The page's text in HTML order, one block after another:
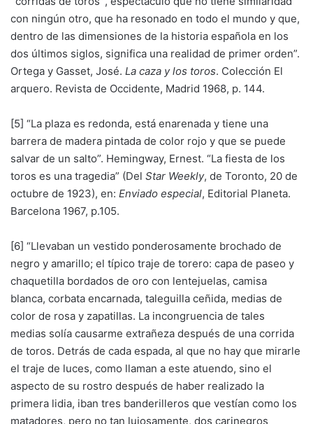
con ningún otro, que ha resonado en todo el mundo y que,
dentro de las dimensiones de la historia española en los
dos últimos siglos, significa una realidad de primer orden”.
Ortega y Gasset, José. La caza y los toros. Colección El
arquero. Revista de Occidente, Madrid 1968, p. 144.
[5] “La plaza es redonda, está enarenada y tiene una
barrera de madera pintada de color rojo y que se puede
salvar de un salto”. Hemingway, Ernest. “La fiesta de los
toros es una tragedia” (Del Star Weekly, de Toronto, 20 de
octubre de 1923), en: Enviado especial, Editorial Planeta.
Barcelona 1967, p.105.
[6] “Llevaban un vestido ponderosamente brochado de
negro y amarillo; el típico traje de torero: capa de paseo y
chaquetilla bordados de oro con lentejuelas, camisa
blanca, corbata encarnada, taleguilla ceñida, medias de
color de rosa y zapatillas. La incongruencia de tales
medias solía causarme extrañeza después de una corrida
de toros. Detrás de cada espada, al que no hay que mirarle
el traje de luces, como llaman a este atuendo, sino el
aspecto de su rostro después de haber realizado la
primera lidia, iban tres banderilleros que vestían como los
matadores, pero no tan lujosamente, dos carinegros